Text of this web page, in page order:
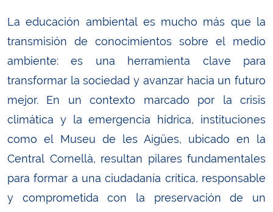
La educación ambiental es mucho más que la
transmisión de conocimientos sobre el medio
ambiente: es una herramienta clave para
transformar la sociedad y avanzar hacia un futuro
mejor. En un contexto marcado por la crisis
climática y la emergencia hídrica, instituciones
como el Museu de les Aigües, ubicado en la
Central Cornellà, resultan pilares fundamentales
para formar a una ciudadanía crítica, responsable
y comprometida con la preservación de un